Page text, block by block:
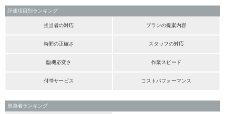
評価項目別ランキング
担当者の対応 プランの提案内容
時間の正確さ スタッフの対応
臨機応変さ 作業スピード
付帯サービス コストパフォーマンス
単身者ランキング